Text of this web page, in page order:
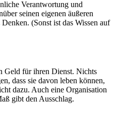
Verantwortung und
seinen eigenen äußeren
(Sonst ist das Wissen auf
Geld für ihren Dienst. Nichts
dass sie davon leben können,
dazu. Auch eine Organisation
gibt den Ausschlag.